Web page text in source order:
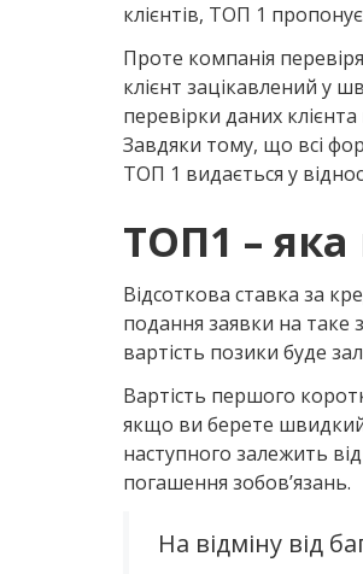
клієнтів, ТОП 1
Проте компанія
клієнт зацікавлений у
перевірки даних
Завдяки тому, що всі
ТОП 1 видається у
ТОП1 – яка
Відсоткова ставка за
подання заявки на таке
вартість позики буде
Вартість першого
якщо ви берете швидкий
наступного залежить
погашення зобов’язань.
На відміну від